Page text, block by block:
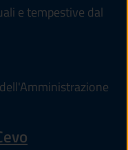
e tempestive dal